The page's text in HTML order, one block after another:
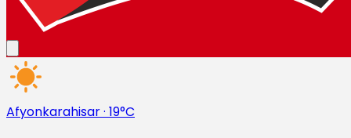
Afyonkarahisar· 19°C